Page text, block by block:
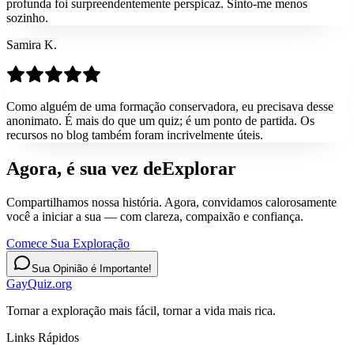
profunda foi surpreendentemente perspicaz. Sinto-me menos
sozinho.
Samira K.
Como alguém de uma formação conservadora, eu precisava desse
anonimato. É mais do que um quiz; é um ponto de partida. Os
recursos no blog também foram incrivelmente úteis.
Agora, é sua vez deExplorar
Compartilhamos nossa história. Agora, convidamos calorosamente
você a iniciar a sua — com clareza, compaixão e confiança.
Comece Sua Exploração
Sua Opinião é Importante!
GayQuiz.org
Tornar a exploração mais fácil, tornar a vida mais rica.
Links Rápidos